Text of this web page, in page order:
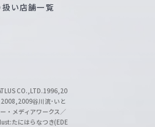
扱い店舗一覧
CO.,LTD.1996,20
谷川流･いと
・メディアワークス／
たにはらなつき(EDE